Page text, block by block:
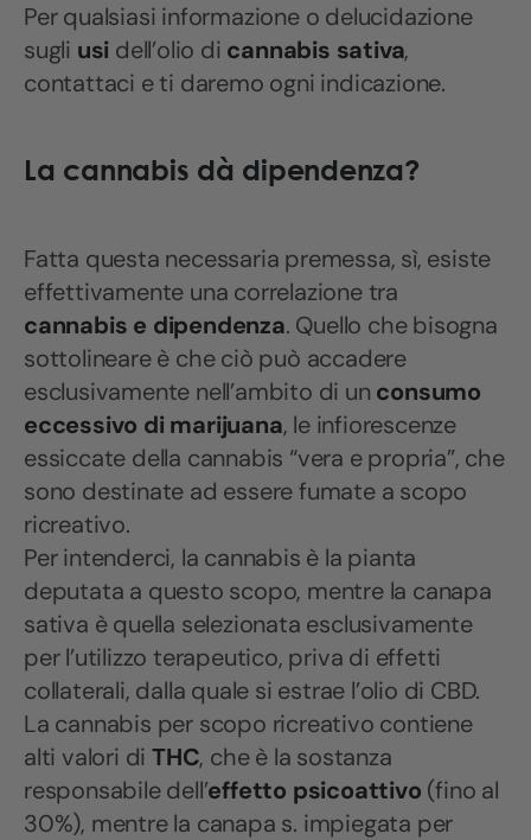
Per qualsiasi informazione o delucidazione
sugli usi dell’olio di cannabis sativa,
contattaci e ti daremo ogni indicazione.
La cannabis dà dipendenza?
Fatta questa necessaria premessa, sì, esiste
effettivamente una correlazione tra
cannabis e dipendenza. Quello che bisogna
sottolineare è che ciò può accadere
esclusivamente nell’ambito di un consumo
eccessivo di marijuana, le infiorescenze
essiccate della cannabis “vera e propria”, che
sono destinate ad essere fumate a scopo
ricreativo.
Per intenderci, la cannabis è la pianta
deputata a questo scopo, mentre la canapa
sativa è quella selezionata esclusivamente
per l’utilizzo terapeutico, priva di effetti
collaterali, dalla quale si estrae l’olio di CBD.
La cannabis per scopo ricreativo contiene
alti valori diTHC, che è la sostanza
responsabile dell’effetto psicoattivo (fino al
30%), mentre la canapa s. impiegata per